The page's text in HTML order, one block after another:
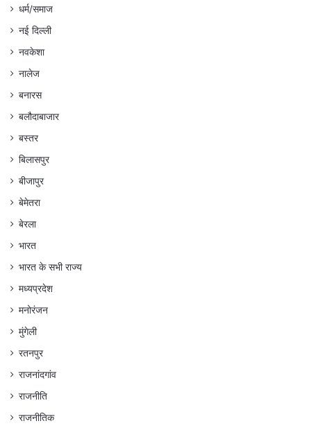
धर्म/समाज
नई दिल्ली
नवकेशा
नालेज
बनारस
बलौदाबाजार
बस्तर
बिलासपुर
बीजापुर
बेमेतरा
बेरला
भारत
भारत के सभी राज्य
मध्यप्रदेश
मनोरंजन
मुंगेली
रतनपुर
राजनांदगांव
राजनीति
राजनीतिक